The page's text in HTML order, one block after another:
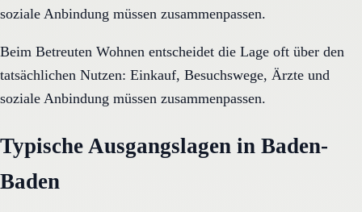
soziale Anbindung müssen zusammenpassen.
Beim Betreuten Wohnen entscheidet die Lage oft über den
tatsächlichen Nutzen: Einkauf, Besuchswege, Ärzte und
soziale Anbindung müssen zusammenpassen.
Typische Ausgangslagen in Baden-
Baden